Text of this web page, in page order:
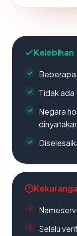
Kelebihan
Tidak ada
Negara
Selalu